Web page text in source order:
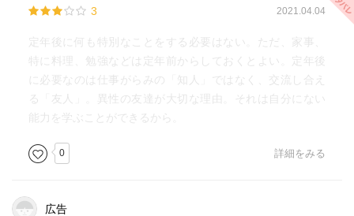
3 2021.04.04
定年後に何も特別なことをする必要はない。ただ、家事、
特に料理、勉強などは定年前からしておくとよい。定年後
に必要なのは仕事がらみの「知人」ではなく、交流し合え
る「友人」。異性の友達が大切な理由。それは自分にない
能力を学ぶことができるから。
0 詳細をみる
広告